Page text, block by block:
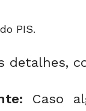
PIS.
detalhes,
Caso